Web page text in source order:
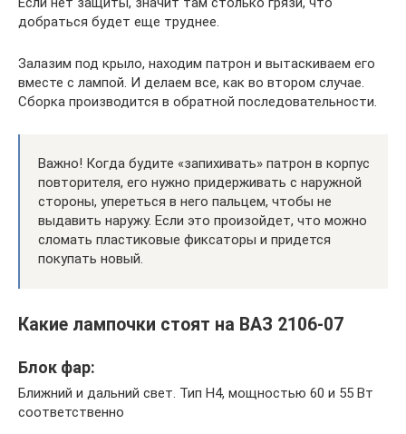
добраться будет еще труднее.
Залазим под крыло, находим патрон и вытаскиваем его
вместе с лампой. И делаем все, как во втором случае.
Сборка производится в обратной последовательности.
Важно! Когда будите «запихивать» патрон в корпус
повторителя, его нужно придерживать с наружной
стороны, упереться в него пальцем, чтобы не
выдавить наружу. Если это произойдет, что можно
сломать пластиковые фиксаторы и придется
покупать новый.
Какие лампочки стоят на ВАЗ 2106-07
Блок фар:
Ближний и дальний свет. Тип H4, мощностью 60 и 55 Вт
соответственно